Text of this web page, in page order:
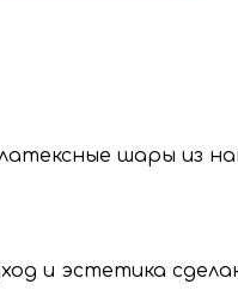
шары из
и эстетика